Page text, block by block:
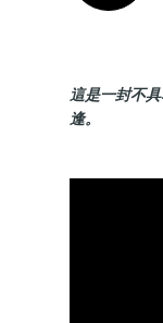
這是一封不
逢。